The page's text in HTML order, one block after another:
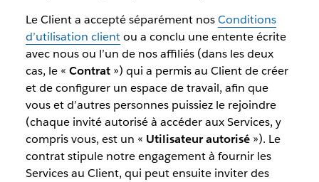
Le Client a accepté séparément nosConditions
d’utilisation clientou a conclu une entente écrite
avec nous ou l’un de nos affiliés (dans les deux
cas, le « Contrat») qui a permis au Client de créer
et de configurer un espace de travail, afin que
vous et d’autres personnes puissiez le rejoindre
(chaque invité autorisé à accéder aux Services, y
compris vous, est un « Utilisateur autorisé»). Le
contrat stipule notre engagement à fournir les
Services au Client, qui peut ensuite inviter des